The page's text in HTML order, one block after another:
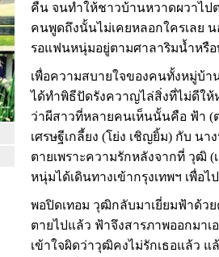
คืน จนทำให้ชาวบ้านหวาดผวาไป
คนพูดถึงนั้นไม่เคยหลอกใครเลย
รอแฟนหนุ่มอยู่ตามศาลาริมน้ำหรื
เพื่อความสบายใจของคนทั้งหมู่บ้า
ได้ทำพิธีปัดรังควาญไล่สิ่งที่ไม่ดีใ
ว่าผีสาวที่หลายคนเห็นนั้นคือ ฟ้า
เศรษฐีเกลี้ยง (โย่ง เชิญยิ้ม) กับ น
ตายเพราะความรักหลังจากที่ วุฒิ
หนุ่มได้เดินทางเข้ากรุงเทพฯ เพื่อ
พอปิดเทอม วุฒิกลับมาเยี่ยมฟ้าด้ว
ตายไปแล้ว ฟ้าจึงสารภาพออกมาเ
เข้าใจผิดว่าวุฒิคงไม่รักเธอแล้ว